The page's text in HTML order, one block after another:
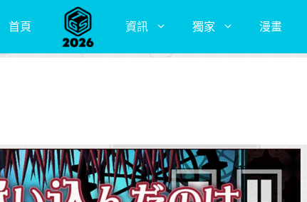
首頁 資訊 獨家 漫畫